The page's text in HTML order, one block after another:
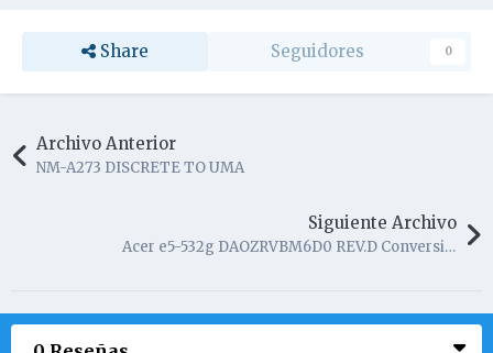
Share Seguidores 0
Archivo Anterior
NM-A273 DISCRETE TO UMA
Siguiente Archivo
Acer e5-532g DAOZRVBM6D0 REV.D Conversion Discrete To UMA